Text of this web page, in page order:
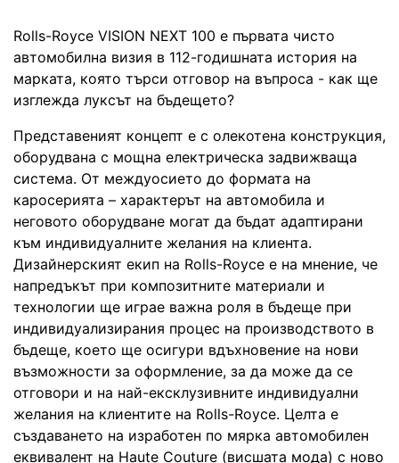
Rolls-Royce VISION NEXT 100 е първата чисто
автомобилна визия в 112-годишната история на
марката, която търси отговор на въпроса - как ще
изглежда луксът на бъдещето?
Представеният концепт е с олекотена конструкция,
оборудвана с мощна електрическа задвижваща
система. От междуосието до формата на
каросерията – характерът на автомобила и
неговото оборудване могат да бъдат адаптирани
към индивидуалните желания на клиента.
Дизайнерският екип на Rolls-Royce е на мнение, че
напредъкът при композитните материали и
технологии ще играе важна роля в бъдеще при
индивидуализирания процес на производството в
бъдеще, което ще осигури вдъхновение на нови
възможности за оформление, за да може да се
отговори и на най-ексклузивните индивидуални
желания на клиентите на Rolls-Royce. Целта е
създаването на изработен по мярка автомобилен
еквивалент на Haute Couture (висшата мода) с ново